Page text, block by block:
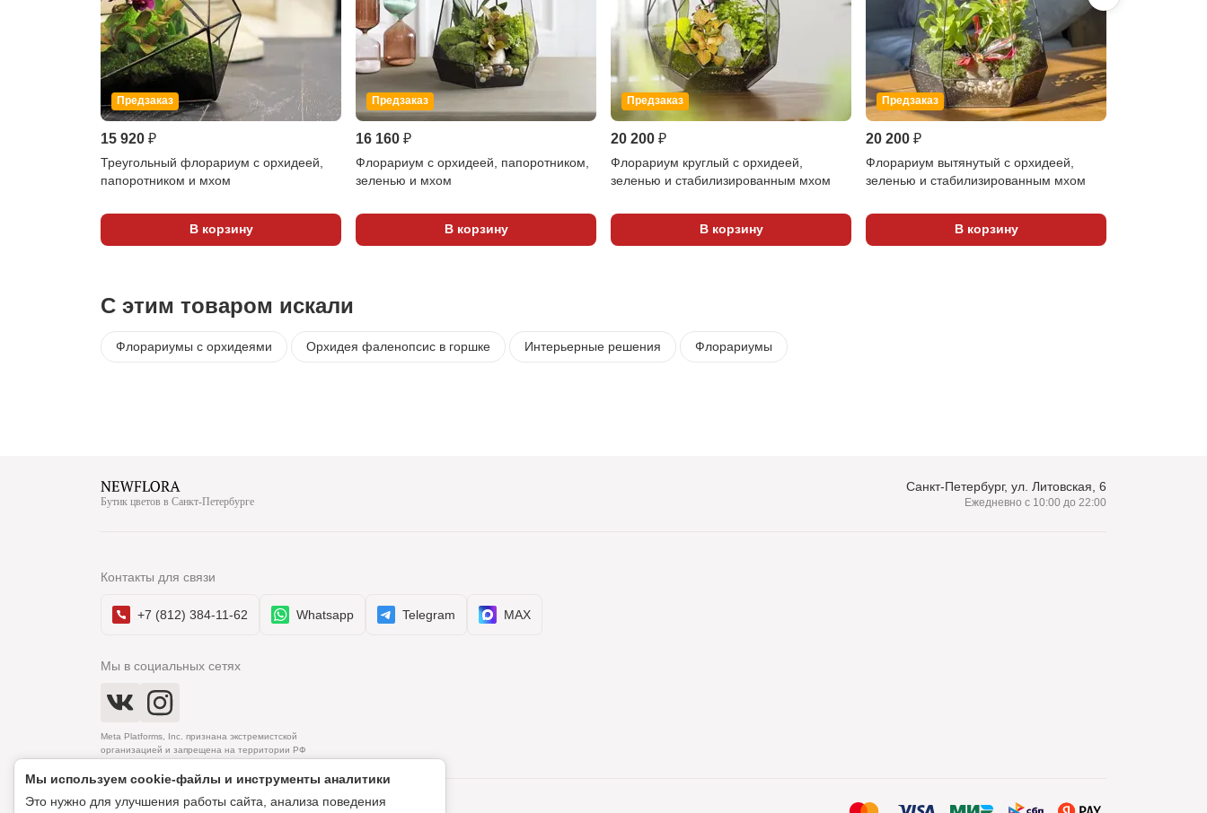
Предзаказ
15 920 ₽
Треугольный флорариум с орхидеей,
папоротником и мхом
В корзину
Предзаказ
16 160 ₽
Флорариум с орхидеей, папоротником,
зеленью и мхом
В корзину
Предзаказ
20 200 ₽
Флорариум круглый с орхидеей,
зеленью и стабилизированным мхом
В корзину
Предзаказ
20 200 ₽
Флорариум вытянутый с орхидеей,
зеленью и стабилизированным мхом
В корзину
С этим товаром искали
Флорариумы с орхидеями Орхидея фаленопсис в горшке Интерьерные решения Флорариумы
Бутик цветов в Санкт-Петербурге
Санкт-Петербург, ул. Литовская, 6
Ежедневно с 10:00 до 22:00
Контакты для связи
+7 (812) 384-11-62 Whatsapp Telegram MAX
Мы в социальных сетях
Meta Platforms, Inc. признана экстремистской
организацией и запрещена на территории РФ
Мы используем cookie‑файлы и инструменты аналитики
Это нужно для улучшения работы сайта, анализа поведения